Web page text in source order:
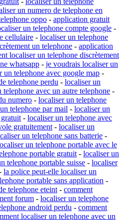
un numero de telephone en
oppo - application gratuit
un telephone compte google -
cellulaire - localiser un telephone
un telephone - application
localiser un telephone discrètement
whatsapp - je voudrais localiser un
un telephone avec google map -
telephone perdu - localiser un
telephone avec un autre telephone -
numero - localiser un telephone
telephone par mail - localiser un
- localiser un telephone avec
gratuitement - localiser un
un telephone sans batterie -
un telephone portable avec le
portable gratuit - localiser un
telephone portable suisse - localiser
la police peut-elle localiser un
portable sans application -
telephone eteint - comment
forum - localiser un telephone
android perdu - comment
localiser un telephone avec un